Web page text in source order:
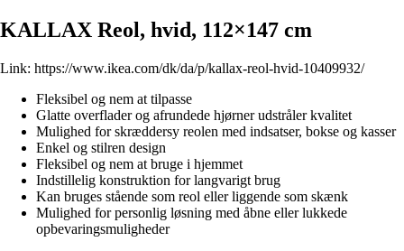
KALLAX Reol, hvid, 112×147 cm
Link: https://www.ikea.com/dk/da/p/kallax-reol-hvid-10409932/
Fleksibel og nem at tilpasse
Glatte overflader og afrundede hjørner udstråler kvalitet
Mulighed for skræddersy reolen med indsatser, bokse og kasser
Enkel og stilren design
Fleksibel og nem at bruge i hjemmet
Indstillelig konstruktion for langvarigt brug
Kan bruges stående som reol eller liggende som skænk
Mulighed for personlig løsning med åbne eller lukkede
opbevaringsmuligheder